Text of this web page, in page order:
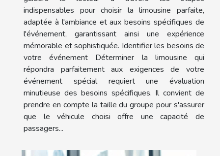
indispensables pour choisir la limousine parfaite,
adaptée à l'ambiance et aux besoins spécifiques de
l'événement, garantissant ainsi une expérience
mémorable et sophistiquée. Identifier les besoins de
votre événement Déterminer la limousine qui
répondra parfaitement aux exigences de votre
événement spécial requiert une évaluation
minutieuse des besoins spécifiques. Il convient de
prendre en compte la taille du groupe pour s'assurer
que le véhicule choisi offre une capacité de
passagers...